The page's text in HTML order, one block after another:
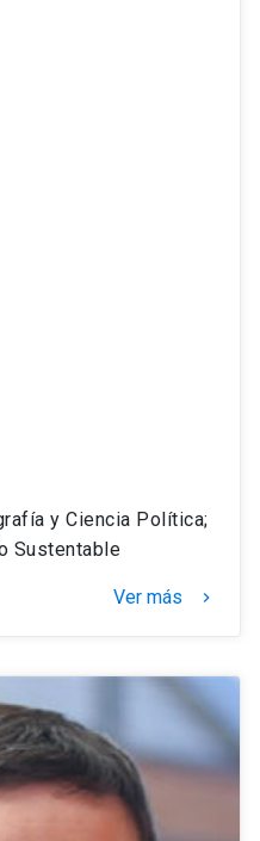
y Ciencia Política;
Sustentable
Ver más navigate_next